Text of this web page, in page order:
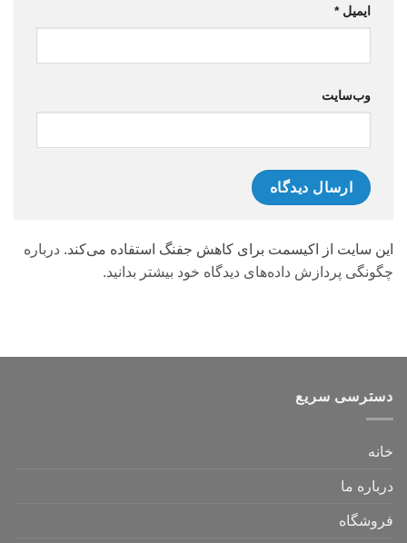
ایمیل*
وب‌سایت
این سایت از اکیسمت برای کاهش جفنگ استفاده می‌کند. درباره
چگونگی پردازش داده‌های دیدگاه خود بیشتر بدانید.
دسترسی سریع
خانه
درباره ما
فروشگاه